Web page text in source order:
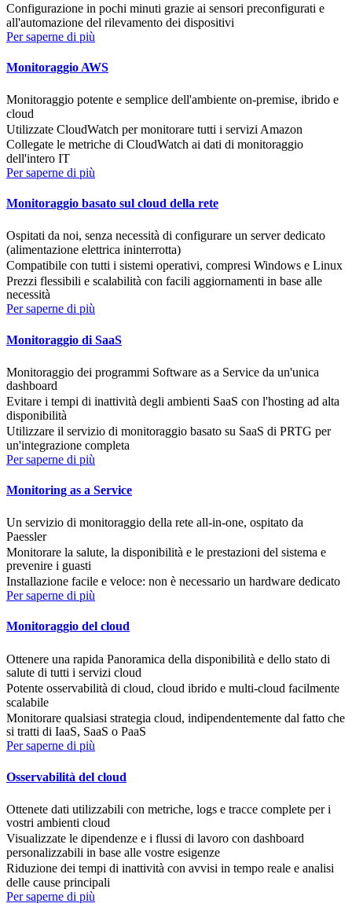
Configurazione in pochi minuti grazie ai sensori preconfigurati e
all'automazione del rilevamento dei dispositivi
Per saperne di più
Monitoraggio AWS
Monitoraggio potente e semplice dell'ambiente on-premise, ibrido e
cloud
Utilizzate CloudWatch per monitorare tutti i servizi Amazon
Collegate le metriche di CloudWatch ai dati di monitoraggio
dell'intero IT
Per saperne di più
Monitoraggio basato sul cloud della rete
Ospitati da noi, senza necessità di configurare un server dedicato
(alimentazione elettrica ininterrotta)
Compatibile con tutti i sistemi operativi, compresi Windows e Linux
Prezzi flessibili e scalabilità con facili aggiornamenti in base alle
necessità
Per saperne di più
Monitoraggio di SaaS
Monitoraggio dei programmi Software as a Service da un'unica
dashboard
Evitare i tempi di inattività degli ambienti SaaS con l'hosting ad alta
disponibilità
Utilizzare il servizio di monitoraggio basato su SaaS di PRTG per
un'integrazione completa
Per saperne di più
Monitoring as a Service
Un servizio di monitoraggio della rete all-in-one, ospitato da
Paessler
Monitorare la salute, la disponibilità e le prestazioni del sistema e
prevenire i guasti
Installazione facile e veloce: non è necessario un hardware dedicato
Per saperne di più
Monitoraggio del cloud
Ottenere una rapida Panoramica della disponibilità e dello stato di
salute di tutti i servizi cloud
Potente osservabilità di cloud, cloud ibrido e multi-cloud facilmente
scalabile
Monitorare qualsiasi strategia cloud, indipendentemente dal fatto che
si tratti di IaaS, SaaS o PaaS
Per saperne di più
Osservabilità del cloud
Ottenete dati utilizzabili con metriche, logs e tracce complete per i
vostri ambienti cloud
Visualizzate le dipendenze e i flussi di lavoro con dashboard
personalizzabili in base alle vostre esigenze
Riduzione dei tempi di inattività con avvisi in tempo reale e analisi
delle cause principali
Per saperne di più